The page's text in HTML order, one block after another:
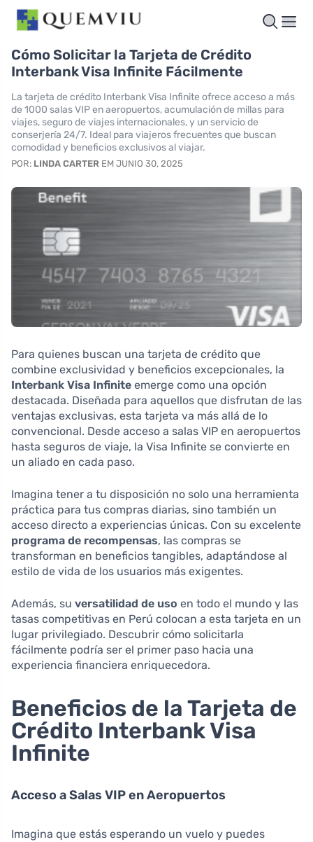
Cómo Solicitar la Tarjeta de Crédito
Interbank Visa Infinite Fácilmente
La tarjeta de crédito Interbank Visa Infinite ofrece acceso a más
de 1000 salas VIP en aeropuertos, acumulación de millas para
viajes, seguro de viajes internacionales, y un servicio de
conserjería 24/7. Ideal para viajeros frecuentes que buscan
comodidad y beneficios exclusivos al viajar.
POR: LINDA CARTER EM JUNIO 30, 2025
Para quienes buscan una tarjeta de crédito que
combine exclusividad y beneficios excepcionales, la
Interbank Visa Infinite emerge como una opción
destacada. Diseñada para aquellos que disfrutan de las
ventajas exclusivas, esta tarjeta va más allá de lo
convencional. Desde acceso a salas VIP en aeropuertos
hasta seguros de viaje, la Visa Infinite se convierte en
un aliado en cada paso.
Imagina tener a tu disposición no solo una herramienta
práctica para tus compras diarias, sino también un
acceso directo a experiencias únicas. Con su excelente
programa de recompensas, las compras se
transforman en beneficios tangibles, adaptándose al
estilo de vida de los usuarios más exigentes.
Además, su versatilidad de uso en todo el mundo y las
tasas competitivas en Perú colocan a esta tarjeta en un
lugar privilegiado. Descubrir cómo solicitarla
fácilmente podría ser el primer paso hacia una
experiencia financiera enriquecedora.
Beneficios de la Tarjeta de
Crédito Interbank Visa
Infinite
Acceso a Salas VIP en Aeropuertos
Imagina que estás esperando un vuelo y puedes